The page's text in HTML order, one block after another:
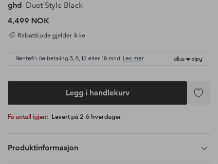
ghd
Duet Style Black
4,499 NOK
Rabattkode gjelder ikke
Rentefri delbetaling 3, 6, 12 eller 18 mnd. Les mer
Legg i handlekurv
Legg
Få antall igjen: Levert på 2-6 hverdager
Produktinformasjon